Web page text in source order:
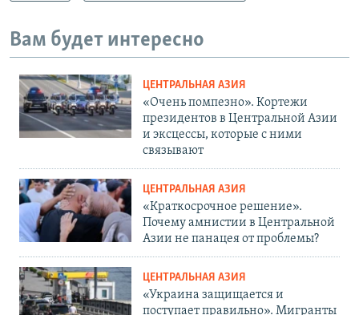
Вам будет интересно
ЦЕНТРАЛЬНАЯ АЗИЯ
«Очень помпезно». Кортежи
президентов в Центральной Азии
и эксцессы, которые с ними
связывают
ЦЕНТРАЛЬНАЯ АЗИЯ
«Краткосрочное решение».
Почему амнистии в Центральной
Азии не панацея от проблемы?
ЦЕНТРАЛЬНАЯ АЗИЯ
«Украина защищается и
поступает правильно». Мигранты